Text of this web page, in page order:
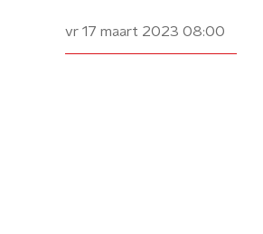
vr 17 maart 2023 08:00